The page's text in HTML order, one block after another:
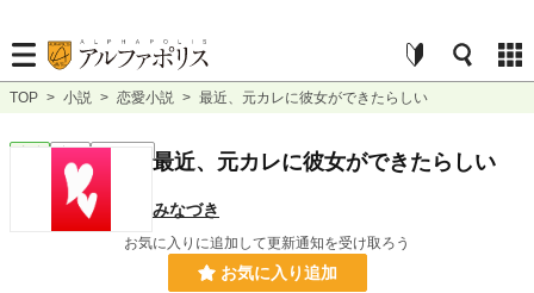
TOP > 小説 > 恋愛小説 > 最近、元カレに彼女ができたらしい
完結 ｼｮｰﾄｼｮｰﾄ 最近、元カレに彼女ができたらしい
みなづき
お気に入りに追加して更新通知を受け取ろう
お気に入り追加